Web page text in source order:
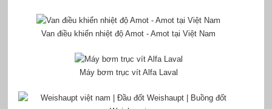
Van điều khiển nhiệt độ Amot - Amot tại Việt Nam
Máy bơm trục vít Alfa Laval